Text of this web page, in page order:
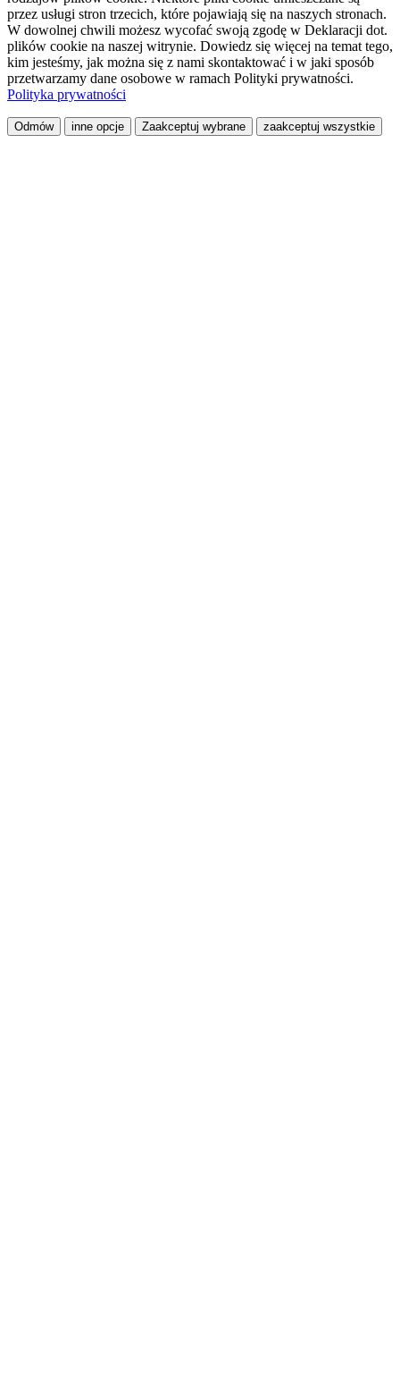
przez usługi stron trzecich, które pojawiają się na naszych stronach.
W dowolnej chwili możesz wycofać swoją zgodę w Deklaracji dot.
plików cookie na naszej witrynie. Dowiedz się więcej na temat tego,
kim jesteśmy, jak można się z nami skontaktować i w jaki sposób
przetwarzamy dane osobowe w ramach Polityki prywatności.
Polityka prywatności
Odmów inne opcje Zaakceptuj wybrane zaakceptuj wszystkie